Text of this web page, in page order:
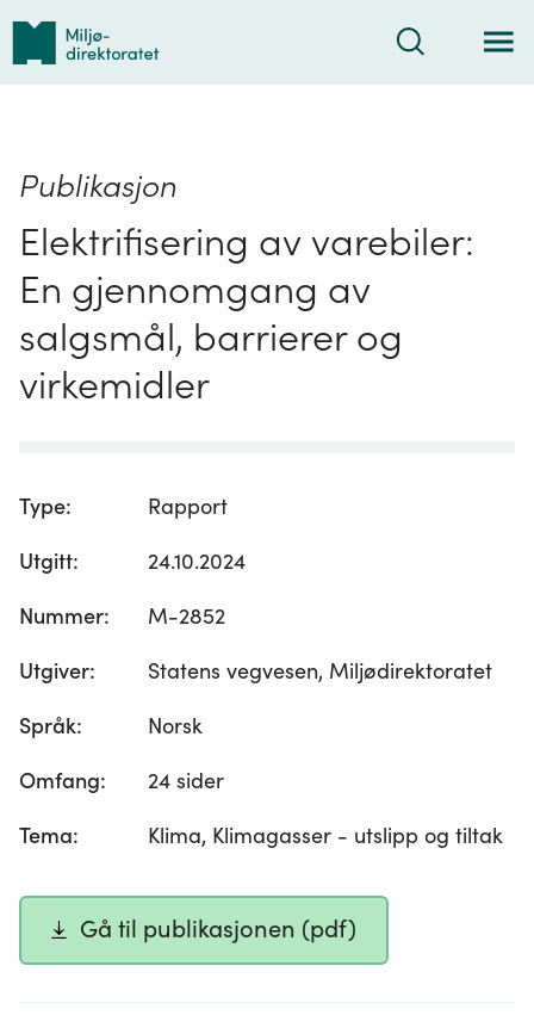
Tilbake
forsiden
Søk
Publikasjon
Elektrifisering av varebiler:
En gjennomgang av
salgsmål, barrierer og
virkemidler
Type:
Rapport
Utgitt:
24.10.2024
Nummer:
M-2852
Utgiver:
Statens vegvesen, Miljødirektoratet
Språk:
Norsk
Omfang:
24 sider
Tema: Klima, Klimagasser - utslipp og tiltak
Gå til publikasjonen (pdf)